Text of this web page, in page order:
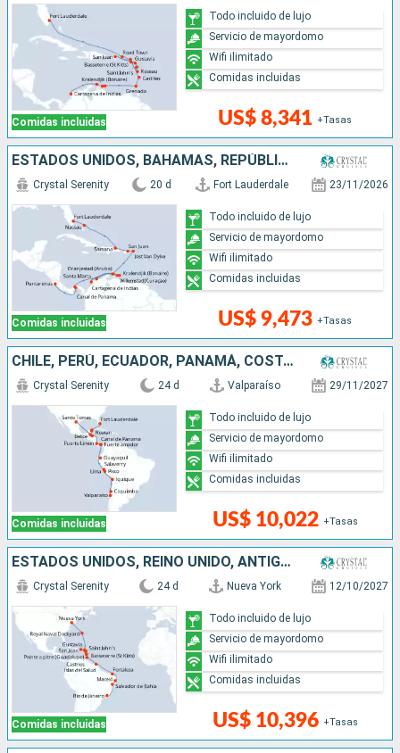
Comidas incluidas US$ 8,341 +Tasas
Todo incluido de lujo
Servicio de mayordomo
Wifi ilimitado
Comidas incluidas
ESTADOS UNIDOS, BAHAMAS, REPÚBLICA DOMINICANA, PUERTO RICO, ARUBA, COLOMBIA, PANAMÁ, COSTA RICA
Comidas incluidas
Crystal Serenity 20 d Fort Lauderdale 23/11/2026
US$ 9,473 +Tasas
Todo incluido de lujo
Servicio de mayordomo
Wifi ilimitado
Comidas incluidas
CHILE, PERÚ, ECUADOR, PANAMÁ, COSTA RICA, HONDURAS, BELICE, MÉXICO, ESTADOS UNIDOS
Comidas incluidas
Crystal Serenity 24 d Valparaíso 29/11/2027
US$ 10,022 +Tasas
Todo incluido de lujo
Servicio de mayordomo
Wifi ilimitado
Comidas incluidas
ESTADOS UNIDOS, REINO UNIDO, ANTIGUA Y BARBUDA, FRANCIA, PUERTO RICO, SANTA LUCIA, TRINIDAD Y TOBAGO, BRASIL
Comidas incluidas
Crystal Serenity 24 d Nueva York 12/10/2027
US$ 10,396 +Tasas
Todo incluido de lujo
Servicio de mayordomo
Wifi ilimitado
Comidas incluidas